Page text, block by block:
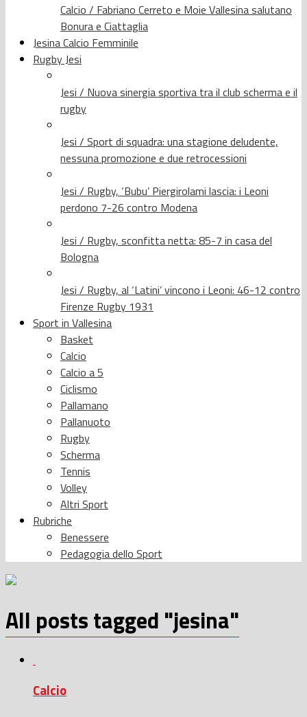
Calcio / Fabriano Cerreto e Moie Vallesina salutano
Bonura e Ciattaglia
Jesina Calcio Femminile
Rugby Jesi
Jesi / Nuova sinergia sportiva tra il club scherma e il
rugby
Jesi / Sport di squadra: una stagione deludente,
nessuna promozione e due retrocessioni
Jesi / Rugby, ‘Bubu’ Piergirolami lascia: i Leoni
perdono 7-26 contro Modena
Jesi / Rugby, sconfitta netta: 85-7 in casa del
Bologna
Jesi / Rugby, al ‘Latini’ vincono i Leoni: 46-12 contro
Firenze Rugby 1931
Sport in Vallesina
Basket
Calcio
Calcio a 5
Ciclismo
Pallamano
Pallanuoto
Rugby
Scherma
Tennis
Volley
Altri Sport
Rubriche
Benessere
Pedagogia dello Sport
All posts tagged "jesina"
Calcio